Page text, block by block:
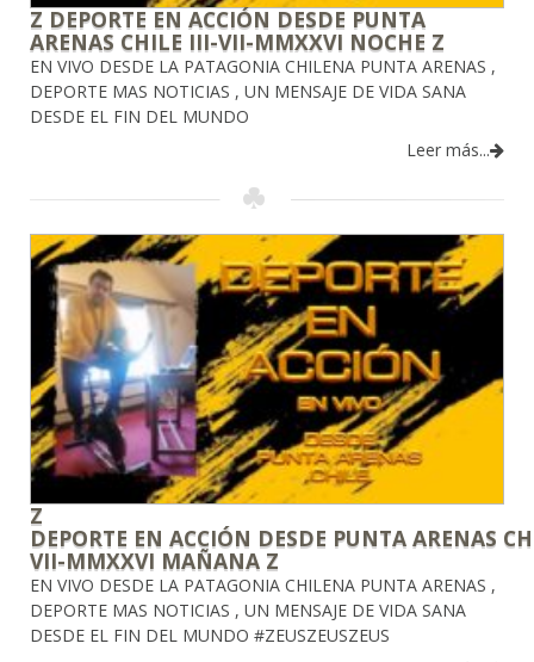
Z DEPORTE EN ACCIÓN DESDE PUNTA
ARENAS CHILE III-VII-MMXXVI NOCHE Z
EN VIVO DESDE LA PATAGONIA CHILENA PUNTA ARENAS ,
DEPORTE MAS NOTICIAS , UN MENSAJE DE VIDA SANA
DESDE EL FIN DEL MUNDO
Leer más...
Z
DEPORTE EN ACCIÓN DESDE PUNTA ARENAS
VII-MMXXVI MAÑANA Z
EN VIVO DESDE LA PATAGONIA CHILENA PUNTA ARENAS ,
DEPORTE MAS NOTICIAS , UN MENSAJE DE VIDA SANA
DESDE EL FIN DEL MUNDO #ZEUSZEUSZEUS